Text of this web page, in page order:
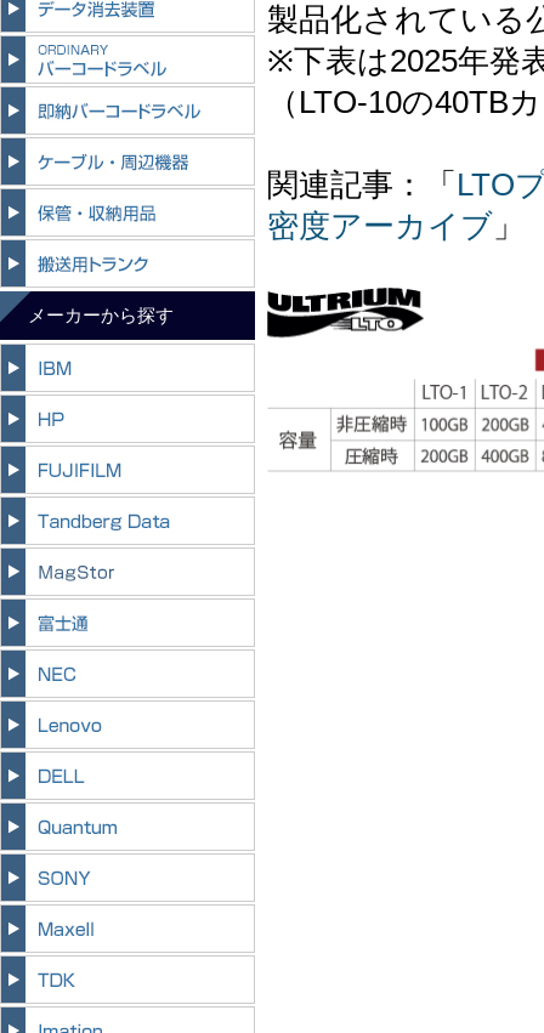
メーカーから探す
製品化されている
※下表は2025年発
（LTO-10の40TB
関連記事：「 LTO
密度アーカイブ 」